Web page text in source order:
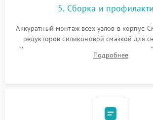
5. Сборка и
Аккуратный монтаж всех узлов в корпус.
редукторов силиконовой смазкой для
Установка новых расходных материалов
микрофибры, щеток). Надежная
Подробнее